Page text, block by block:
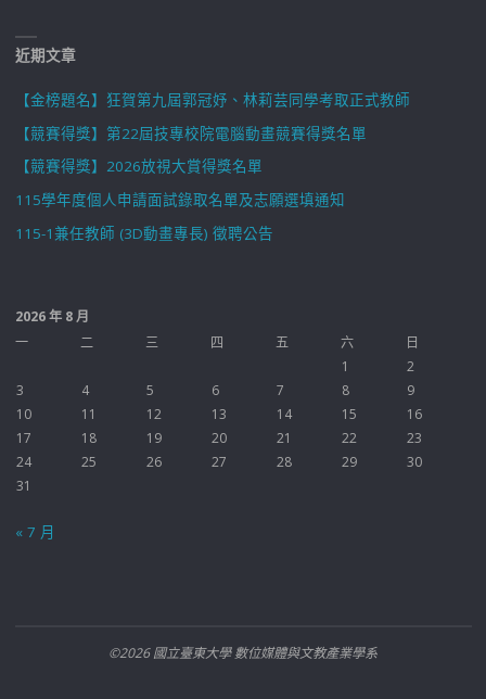
近期文章
【金榜題名】狂賀第九屆郭冠妤、林莉芸同學考取正式教師
【競賽得獎】第22屆技專校院電腦動畫競賽得獎名單
【競賽得獎】2026放視大賞得獎名單
115學年度個人申請面試錄取名單及志願選填通知
115-1兼任教師 (3D動畫專長) 徵聘公告
2026 年 8 月
一
二 三 四 五 六
日
1
2
3
4 5 6 7 8
9
10
11 12 13 14 15
16
17
18 19 20 21 22
23
24
25 26 27 28 29
30
31
« 7 月
©2026 國立臺東大學 數位媒體與文教產業學系